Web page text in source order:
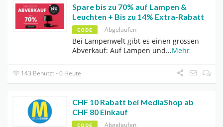
Spare bis zu 70% auf Lampen &
Leuchten + Bis zu 14% Extra-Rabatt
CODE Abgelaufen
Bei Lampenwelt gibt es einen grossen
Abverkauf: Auf Lampen und...Mehr
143 Benutzt - 0 Heute
CHF 10 Rabatt bei MediaShop ab
CHF 80 Einkauf
CODE Abgelaufen